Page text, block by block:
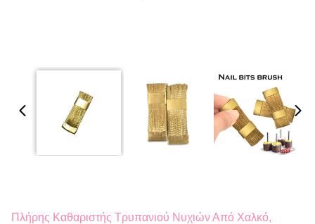
Πλήρης Καθαριστής Τρυπανιού Νυχιών Από Χαλκό,